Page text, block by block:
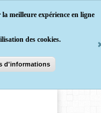
meilleure expérience en ligne
des cookies.
d'informations